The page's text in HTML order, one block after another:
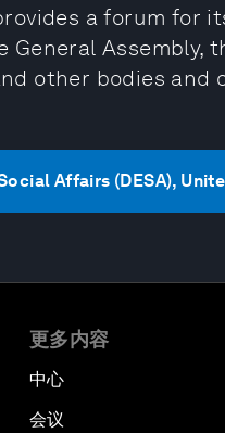
a forum for
Assembly,
other bodies and
Affairs (DESA),
更多内容
中心
会议